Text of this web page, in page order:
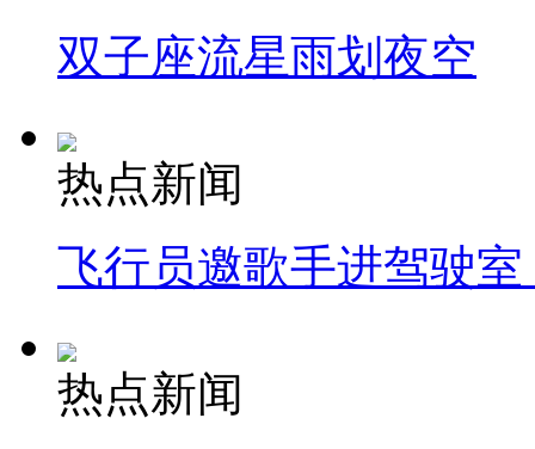
双子座流星雨划夜空
热点新闻
飞行员邀歌手进驾驶
热点新闻